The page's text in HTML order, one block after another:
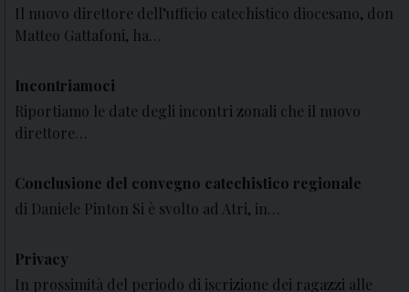
Il nuovo direttore dell’ufficio catechistico diocesano, don
Matteo Gattafoni, ha…
Incontriamoci
Riportiamo le date degli incontri zonali che il nuovo
direttore…
Conclusione del convegno catechistico regionale
di Daniele Pinton Si è svolto ad Atri, in…
Privacy
In prossimità del periodo di iscrizione dei ragazzi alle